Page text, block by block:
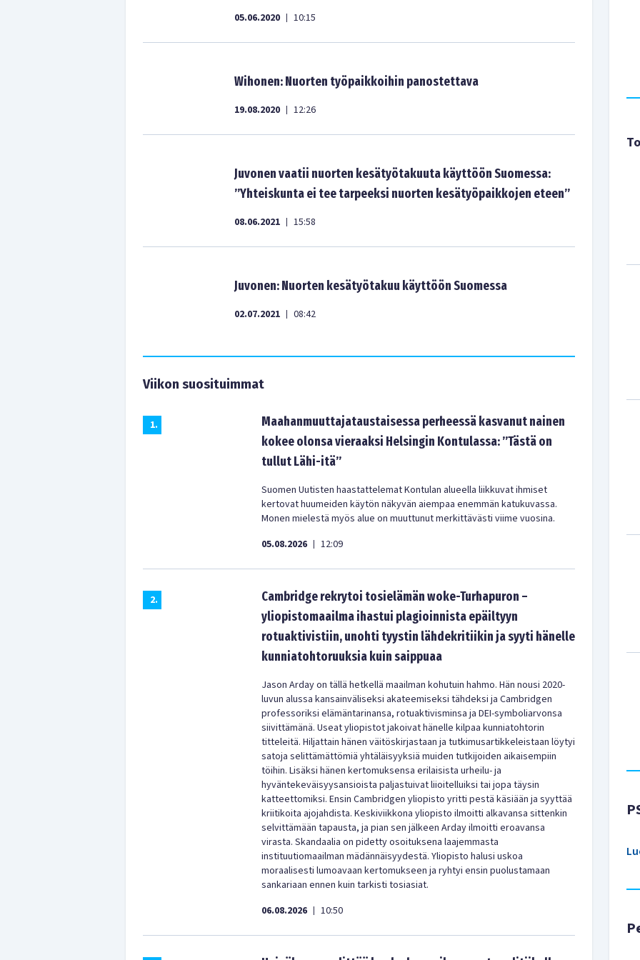
05.06.2020 | 10:15
Wihonen: Nuorten työpaikkoihin panostettava
19.08.2020 | 12:26
Juvonen vaatii nuorten kesätyötakuuta käyttöön Suomessa:
”Yhteiskunta ei tee tarpeeksi nuorten kesätyöpaikkojen eteen”
08.06.2021 | 15:58
Juvonen: Nuorten kesätyötakuu käyttöön Suomessa
02.07.2021 | 08:42
Viikon suosituimmat
1.
Maahanmuuttajataustaisessa perheessä kasvanut nainen
kokee olonsa vieraaksi Helsingin Kontulassa: ”Tästä on
tullut Lähi-itä”
Suomen Uutisten haastattelemat Kontulan alueella liikkuvat ihmiset
kertovat huumeiden käytön näkyvän aiempaa enemmän katukuvassa.
Monen mielestä myös alue on muuttunut merkittävästi viime vuosina.
05.08.2026 | 12:09
2.
Cambridge rekrytoi tosielämän woke-Turhapuron –
yliopistomaailma ihastui plagioinnista epäiltyyn
rotuaktivistiin, unohti tyystin lähdekritiikin ja syyti hänelle
kunniatohtoruuksia kuin saippuaa
Jason Arday on tällä hetkellä maailman kohutuin hahmo. Hän nousi 2020-
luvun alussa kansainväliseksi akateemiseksi tähdeksi ja Cambridgen
professoriksi elämäntarinansa, rotuaktivisminsa ja DEI-symboliarvonsa
siivittämänä. Useat yliopistot jakoivat hänelle kilpaa kunniatohtorin
titteleitä. Hiljattain hänen väitöskirjastaan ja tutkimusartikkeleistaan löytyi
satoja selittämättömiä yhtäläisyyksiä muiden tutkijoiden aikaisempiin
töihin. Lisäksi hänen kertomuksensa erilaisista urheilu- ja
hyväntekeväisyysansioista paljastuivat liioitelluiksi tai jopa täysin
katteettomiksi. Ensin Cambridgen yliopisto yritti pestä käsiään ja syyttää
kriitikoita ajojahdista. Keskiviikkona yliopisto ilmoitti alkavansa sittenkin
selvittämään tapausta, ja pian sen jälkeen Arday ilmoitti eroavansa
virasta. Skandaalia on pidetty osoituksena laajemmasta
instituutiomaailman mädännäisyydestä. Yliopisto halusi uskoa
moraalisesti lumoavaan kertomukseen ja ryhtyi ensin puolustamaan
sankariaan ennen kuin tarkisti tosiasiat.
06.08.2026 | 10:50